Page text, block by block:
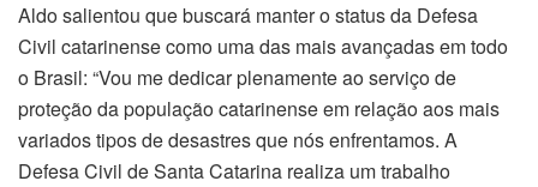
Aldo salientou que buscará manter o status da Defesa
Civil catarinense como uma das mais avançadas em todo
o Brasil: “Vou me dedicar plenamente ao serviço de
proteção da população catarinense em relação aos mais
variados tipos de desastres que nós enfrentamos. A
Defesa Civil de Santa Catarina realiza um trabalho